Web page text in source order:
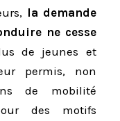
la demande
ne cesse
de jeunes et
permis, non
de mobilité
des motifs